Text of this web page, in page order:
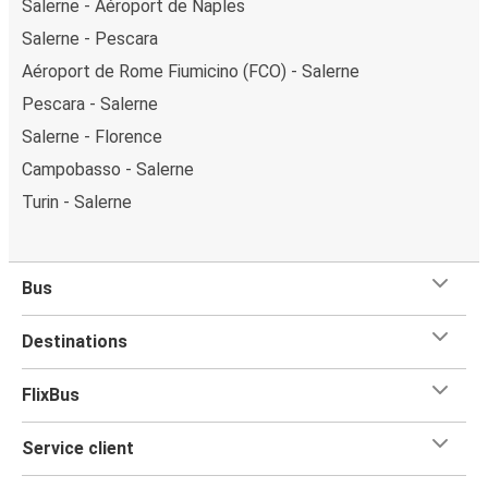
Salerne - Aéroport de Naples
Salerne - Pescara
Aéroport de Rome Fiumicino (FCO) - Salerne
Pescara - Salerne
Salerne - Florence
Campobasso - Salerne
Turin - Salerne
Bus
Destinations
FlixBus
Service client